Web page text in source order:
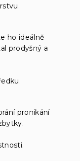
ho ideálně
prodyšný a
pronikání